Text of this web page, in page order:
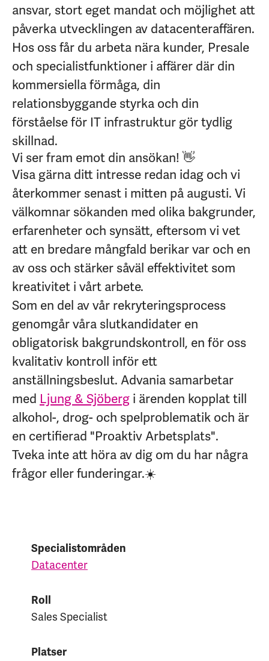
ansvar, stort eget mandat och möjlighet att
påverka utvecklingen av datacenteraffären.
Hos oss får du arbeta nära kunder, Presale
och specialistfunktioner i affärer där din
kommersiella förmåga, din
relationsbyggande styrka och din
förståelse för IT infrastruktur gör tydlig
skillnad.
Vi ser fram emot din ansökan! 👋
Visa gärna ditt intresse redan idag och vi
återkommer senast i mitten på augusti. Vi
välkomnar sökanden med olika bakgrunder,
erfarenheter och synsätt, eftersom vi vet
att en bredare mångfald berikar var och en
av oss och stärker såväl effektivitet som
kreativitet i vårt arbete.
Som en del av vår rekryteringsprocess
genomgår våra slutkandidater en
obligatorisk bakgrundskontroll, en för oss
kvalitativ kontroll inför ett
anställningsbeslut. Advania samarbetar
med Ljung & Sjöberg i ärenden kopplat till
alkohol-, drog- och spelproblematik och är
en certifierad "Proaktiv Arbetsplats".
Tveka inte att höra av dig om du har några
frågor eller funderingar.☀️
Specialistområden
Datacenter
Roll
Sales Specialist
Platser